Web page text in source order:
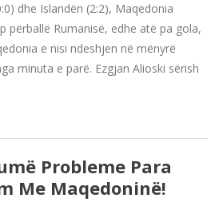
dhe Islandën (2:2), Maqedonia
përballë Rumanisë, edhe atë pa gola,
e nisi ndeshjen në mënyrë
minuta e parë. Ezgjan Alioski sërish
Probleme Para
Me Maqedoninë!